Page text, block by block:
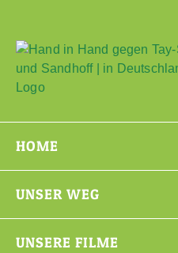
springen
HOME
UNSER WEG
UNSERE FILME